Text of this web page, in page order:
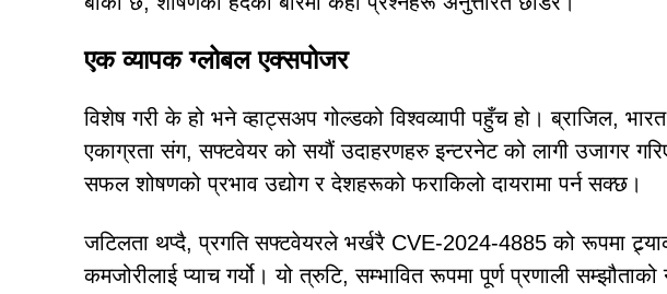
एक व्यापक ग्लोबल एक्सपोजर
विशेष गरी के हो भने व्हाट्सअप गोल्डको विश्वव्यापी पहुँच हो। ब्राजिल,
एकाग्रता संग, सफ्टवेयर को सयौं उदाहरणहरु इन्टरनेट को लागी उजागर
सफल शोषणको प्रभाव उद्योग र देशहरूको फराकिलो दायरामा पर्न सक्छ।
जटिलता थप्दै, प्रगति सफ्टवेयरले भर्खरै CVE-2024-4885 को रूपमा
कमजोरीलाई प्याच गर्यो। यो त्रुटि, सम्भावित रूपमा पूर्ण प्रणाली सम्झौताको